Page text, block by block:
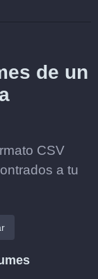
de un
CSV
a tu